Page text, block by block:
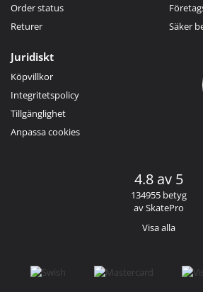
Order status
Returer
Säker
Juridiskt
Köpvillkor
Integritetspolicy
Tillgänglighet
Anpassa cookies
4.8 av 5
134955 betyg
av SkatePro
Visa alla